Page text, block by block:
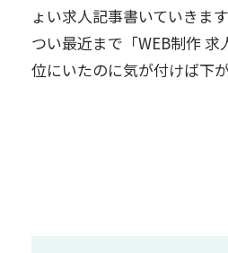
ょい求人記事書いていきます
つい最近まで「WEB制作 求
位にいたのに気が付けば下